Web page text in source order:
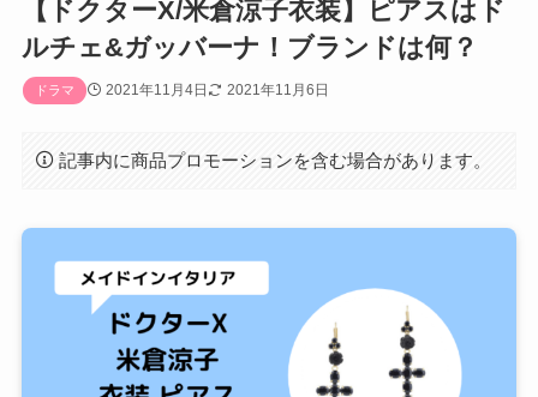
【ドクターX/米倉涼子衣装】ピアスはド
ルチェ&ガッバーナ！ブランドは何？
ドラマ 2021年11月4日 2021年11月6日
記事内に商品プロモーションを含む場合があります。